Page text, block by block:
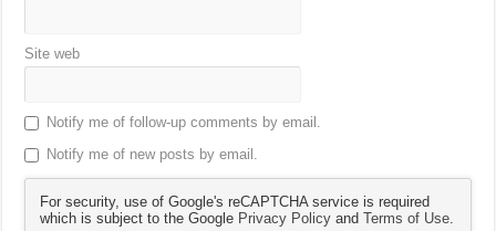
Site web
Notify me of follow-up comments by email.
Notify me of new posts by email.
For security, use of Google's reCAPTCHA service is required
which is subject to the Google Privacy Policy andTerms of Use